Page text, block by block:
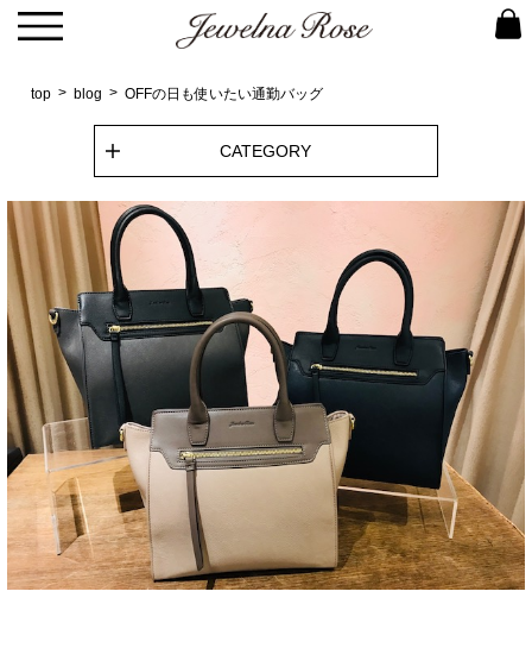
top blog OFFの日も使いたい通勤バッグ
CATEGORY